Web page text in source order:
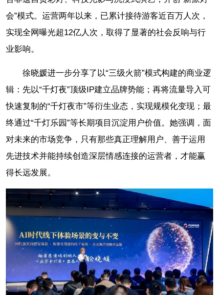
会”模式。运营两年以来，已累计接待游客近百万人次，
实现全网曝光超12亿人次，取得了显著的社会反响与行
业影响。
徐晓媛进一步分享了以“三级火箭”模式构建的商业逻
辑：先以“千灯夜”顶级IP建立品牌势能；再将流量导入可
快速复制的“千灯夜市”等衍生业态，实现规模化变现；最
终通过“千灯乐园”等长期项目沉淀用户价值。她强调，面
对未来的市场竞争，只有那些真正理解用户、善于运用
先进技术并能持续创造深层情感连接的运营者，才能赢
得长远发展。